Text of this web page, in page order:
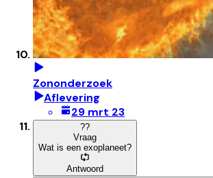
Zononderzoek
Aflevering
29 mrt 23
??
Vraag
Wat is een exoplaneet?
Antwoord